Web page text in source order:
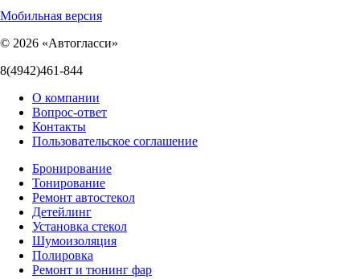
Мобильная версия
© 2026 «Автогласси»
8(4942)461-844
О компании
Вопрос-ответ
Контакты
Пользовательское соглашение
Бронирование
Тонирование
Ремонт автостекол
Детейлинг
Установка стекол
Шумоизоляция
Полировка
Ремонт и тюнинг фар